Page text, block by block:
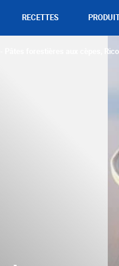
RECETTES
Pâtes forestières aux cèpes,